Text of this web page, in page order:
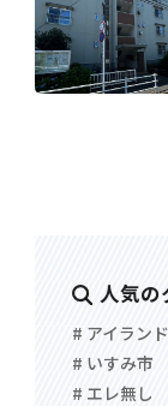
人気の
# アイラン
# いすみ市
# エレ無し